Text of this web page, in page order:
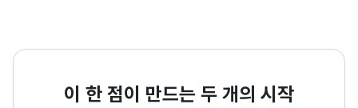
이 한 점이 만드는 두 개의 시작